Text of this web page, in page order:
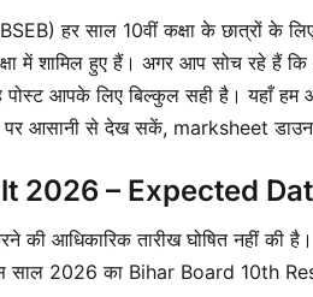
हर साल 10वीं कक्षा के छात्रों के
में शामिल हुए हैं। अगर आप सोच रहे
आपके लिए बिल्कुल सही है। यहाँ
पर आसानी से देख सकें, marksheet
2026 – Expected
की आधिकारिक तारीख घोषित नहीं
साल 2026 का Bihar Board 10th